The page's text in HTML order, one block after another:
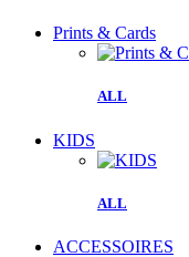
Prints & Cards
ALL
KIDS
ALL
ACCESSOIRES